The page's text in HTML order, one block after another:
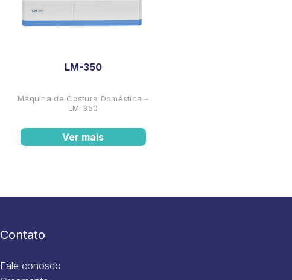
LM-350
Máquina de Costura Doméstica -
LM-350
Ver mais
Contato
Fale conosco